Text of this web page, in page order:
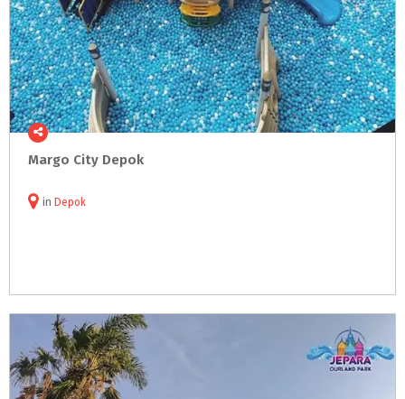
Margo City Depok
in Depok